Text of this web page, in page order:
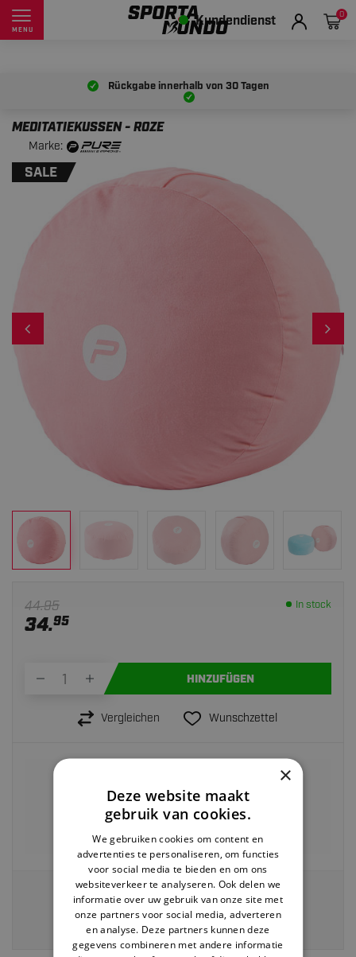
MENU Kundendienst 0
Rückgabe innerhalb von 30 Tagen
MEDITATIEKUSSEN - ROZE
Marke:
SALE
44.95
34.95
In stock
HINZUFÜGEN
Vergleichen Wunschzettel
heute versendet>
Rückgabe innerhalb von30 Tagen
Kostenloser Versand ab 40 EUR
Zahlung auf Rechnung möglich
Veilig en eenvoudig betalen via:
×
Deze website maakt
gebruik van cookies.
We gebruiken cookies om content en
advertenties te personaliseren, om functies
voor social media te bieden en om ons
websiteverkeer te analyseren. Ook delen we
informatie over uw gebruik van onze site met
onze partners voor social media, adverteren
en analyse. Deze partners kunnen deze
gegevens combineren met andere informatie